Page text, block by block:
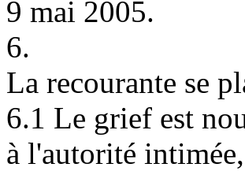
9 mai 2005.
6.
La recourante se
6.1 Le grief est
à l'autorité